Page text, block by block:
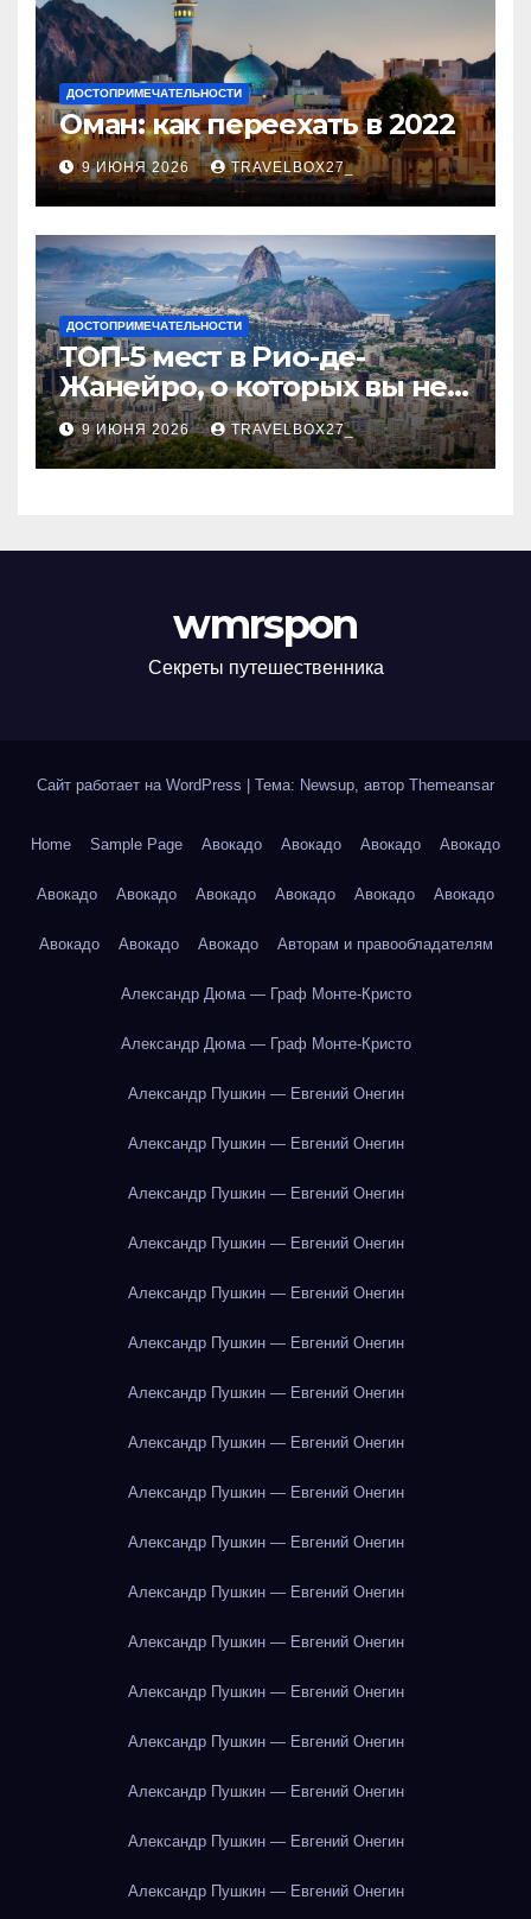
ДОСТОПРИМЕЧАТЕЛЬНОСТИ
Оман: как переехать в 2022
9 ИЮНЯ 2026 TRAVELBOX27_
ДОСТОПРИМЕЧАТЕЛЬНОСТИ
ТОП-5 мест в Рио-де-
Жанейро, о которых вы не
знали
9 ИЮНЯ 2026 TRAVELBOX27_
wmrspon
Секреты путешественника
Сайт работает на WordPress Тема: Newsup, автор Themeansar
Home Sample Page Авокадо Авокадо Авокадо Авокадо
Авокадо Авокадо Авокадо Авокадо Авокадо Авокадо
Авокадо Авокадо Авокадо Авторам и правообладателям
Александр Дюма — Граф Монте-Кристо
Александр Дюма — Граф Монте-Кристо
Александр Пушкин — Евгений Онегин
Александр Пушкин — Евгений Онегин
Александр Пушкин — Евгений Онегин
Александр Пушкин — Евгений Онегин
Александр Пушкин — Евгений Онегин
Александр Пушкин — Евгений Онегин
Александр Пушкин — Евгений Онегин
Александр Пушкин — Евгений Онегин
Александр Пушкин — Евгений Онегин
Александр Пушкин — Евгений Онегин
Александр Пушкин — Евгений Онегин
Александр Пушкин — Евгений Онегин
Александр Пушкин — Евгений Онегин
Александр Пушкин — Евгений Онегин
Александр Пушкин — Евгений Онегин
Александр Пушкин — Евгений Онегин
Александр Пушкин — Евгений Онегин